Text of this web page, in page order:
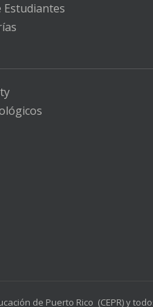
Estudiantes
de Puerto Rico (CEPR) y